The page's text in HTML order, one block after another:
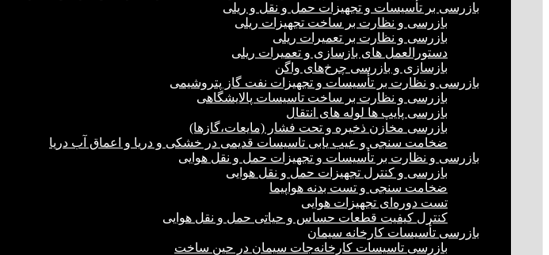
بازرسی بر تأسیسات و تجهیزات حمل و نقل و ریلی
بازرسی و نظارت بر ساخت تجهیزات ریلی
بازرسی و نظارت بر تعمیرات ریلی
دستورالعمل های بازسازی و تعمیرات ریلی
بازسازی و بازرسی چرخ‌های واگن
بازرسی و نظارت بر تأسیسات و تجهیزات نفت گاز پتروشیمی
بازرسی و نظارت بر ساخت تاسیسات پالایشگاهی
بازرسی پایپ ها لوله های انتقال
بازرسی مخازن ذخیره و تحت فشار (مایعات،گازها)
ضخامت سنجی و عیب یابی تاسیسات قدیمی در خشکی و دریا و اعماق آب دریا
بازرسی و نظارت بر تأسیسات و تجهیزات حمل و نقل هوایی
بازرسی و کنترل تجهیزات حمل و نقل هوایی
ضخامت سنجی و تست بدنه هواپیما
تست دوره‌ای تجهیزات هوایی
کنترل کیفیت قطعات حساس و حیاتی حمل و نقل هوایی
بازرسی تأسیسات کارخانه سیمان
بازرسی تاسیسات کارخانه‌جات سیمان در حین ساخت